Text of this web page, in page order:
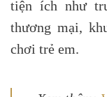
tiện ích như
thương mại,
chơi trẻ em.